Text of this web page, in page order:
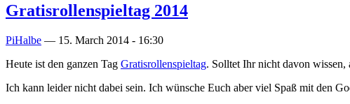
Gratisrollenspieltag 2014
PiHalbe — 15. March 2014 - 16:30
Heute ist den ganzen Tag Gratisrollenspieltag. Solltet Ihr nicht davon wissen,
Ich kann leider nicht dabei sein. Ich wünsche Euch aber viel Spaß mit den